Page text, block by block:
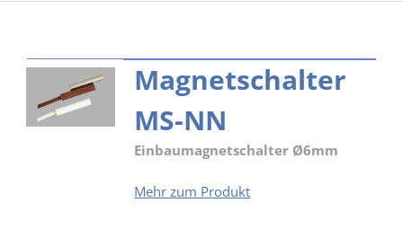
Magnetschalter
MS-NN
Einbaumagnetschalter Ø6mm
Mehr zum ProduktMagnetschalter